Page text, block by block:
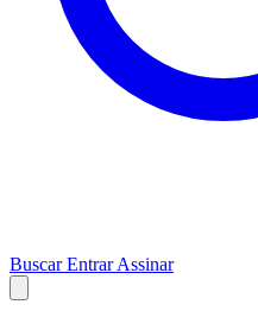
BuscarEntrarAssinar